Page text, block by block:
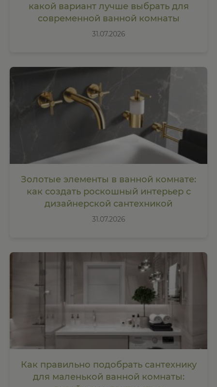
какой вариант лучше выбрать для
современной ванной комнаты
31.07.2026
Золотые элементы в ванной комнате:
как создать роскошный интерьер с
дизайнерской сантехникой
31.07.2026
Как правильно подобрать сантехнику
для маленькой ванной комнаты: